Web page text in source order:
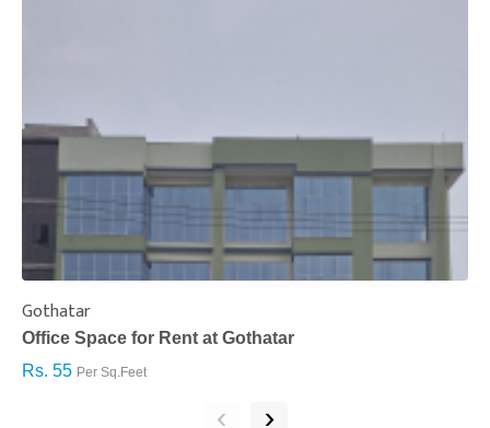
Gothatar
Office Space for Rent at Gothatar
Rs. 55 Per Sq.Feet